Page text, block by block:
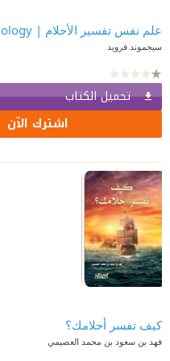
علم نفس تفسير الأحلام | Dream Psychology
سيجموند فرويد
تحميل الكتاب
اشترك الآن
كيف تفسر أحلامك؟
فهد بن سعود بن محمد العصيمي